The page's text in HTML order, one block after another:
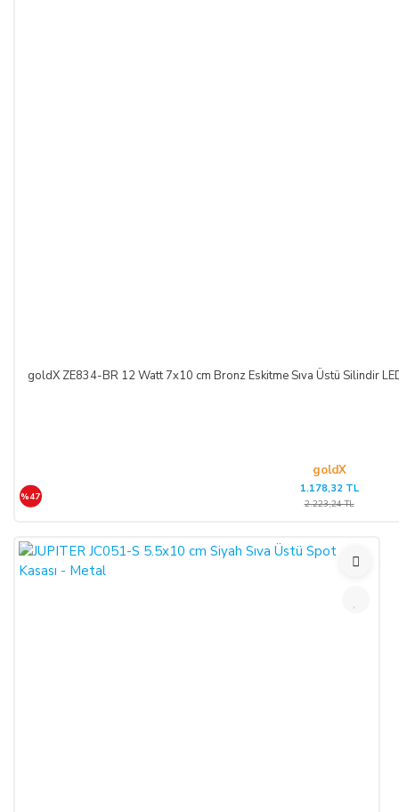
goldX ZE834-BR 12 Watt 7x10 cm Bronz Eskitme Sıva Üstü Silindir
goldX
%47
1.178,32 TL
2.223,24 TL